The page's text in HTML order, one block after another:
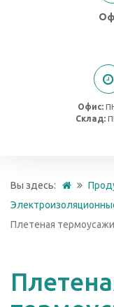
Офис:
Cклад:
Вы здесь:
Плетеная